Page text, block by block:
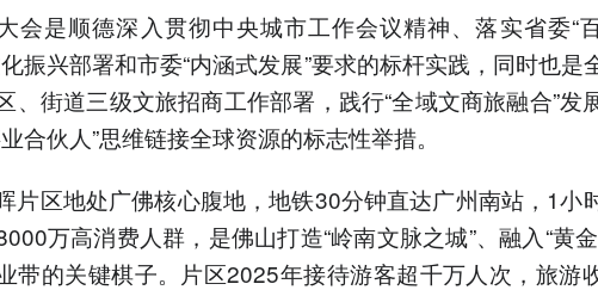
会是顺德深入贯彻中央城市工作会议精神、落实省委“
振兴部署和市委“内涵式发展”要求的标杆实践，同时也是
、街道三级文旅招商工作部署，践行“全域文商旅融合”发
合伙人”思维链接全球资源的标志性举措。
片区地处广佛核心腹地，地铁30分钟直达广州南站，1小
万高消费人群，是佛山打造“岭南文脉之城”、融入“黄
带的关键棋子。片区2025年接待游客超千万人次，旅游